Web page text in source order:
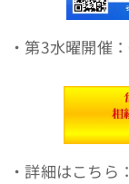
・第3水曜開催
・詳細はこちら